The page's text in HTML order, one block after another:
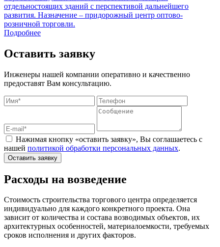
отдельностоящих зданий с перспективой дальнейшего
развития. Назначение – придорожный центр оптово-
розничной торговли.
Подробнее
Оставить заявку
Инженеры нашей компании оперативно и качественно
предоставят Вам консультацию.
Нажимая кнопку «оставить заявку», Вы соглашаетесь с
нашей политикой обработки персональных данных.
Оставить заявку
Расходы на возведение
Стоимость строительства торгового центра определяется
индивидуально для каждого конкретного проекта. Она
зависит от количества и состава возводимых объектов, их
архитектурных особенностей, материалоемкости, требуемых
сроков исполнения и других факторов.